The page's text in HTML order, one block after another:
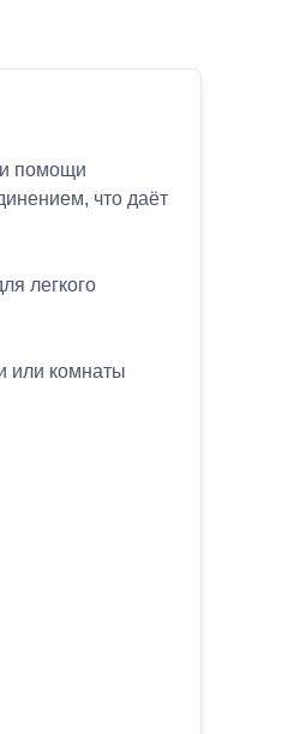
помощи
что даёт
легкого
или комнаты